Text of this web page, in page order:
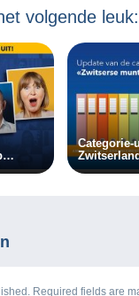
volgende leuk:
Required fields are